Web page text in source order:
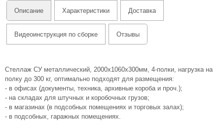
Описание Характеристики Доставка
Видеоинструкция по сборке Отзывы
Стеллаж СУ металлический, 2000х1060х300мм, 4-полки, нагрузка на
полку до 300 кг, оптимально подходят для размещения:
- в офисах (документы, техника, архивные короба и проч.);
- на складах для штучных и коробочных грузов;
- в магазинах (в подсобных помещениях и торговых залах);
- в подсобных, гаражных помещениях.